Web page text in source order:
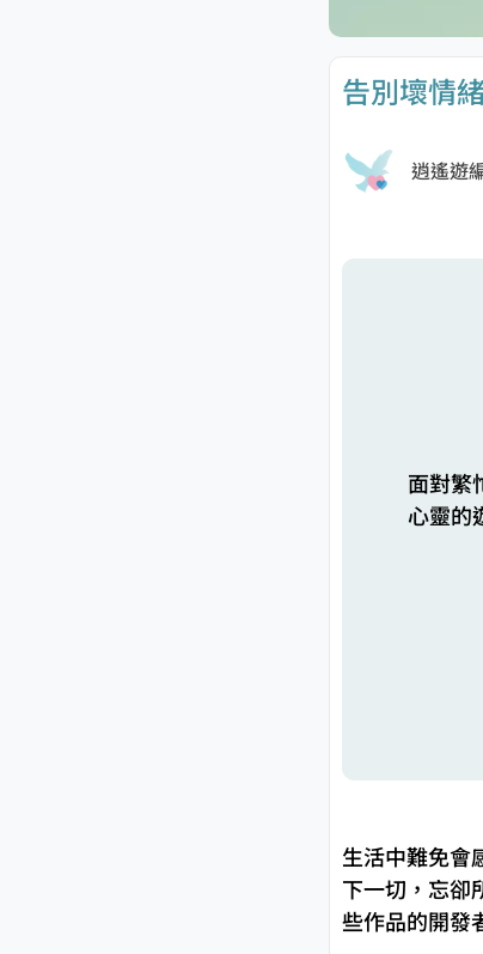
告別壞情
逍遙遊
面對繁
心靈的
生活中難免會
下一切，忘卻
些作品的開發